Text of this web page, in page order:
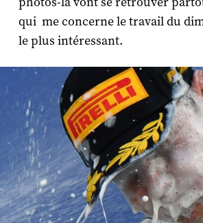
qui me concerne le travail du
le plus intéressant.